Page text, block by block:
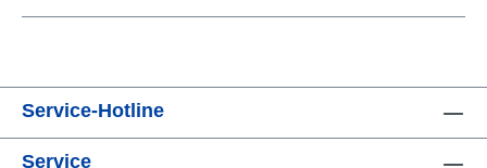
Service-Hotline
Service